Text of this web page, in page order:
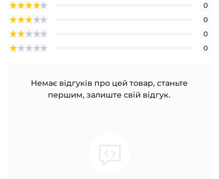
0
0
0
0
Немає відгуків про цей товар, станьте
першим, залиште свій відгук.